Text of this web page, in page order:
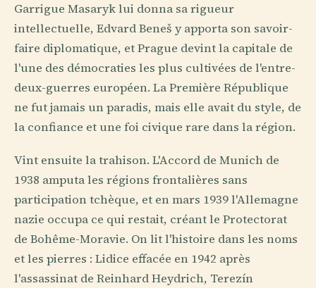
Garrigue Masaryk lui donna sa rigueur
intellectuelle, Edvard Beneš y apporta son savoir-
faire diplomatique, et Prague devint la capitale de
l'une des démocraties les plus cultivées de l'entre-
deux-guerres européen. La Première République
ne fut jamais un paradis, mais elle avait du style, de
la confiance et une foi civique rare dans la région.
Vint ensuite la trahison. L'Accord de Munich de
1938 amputa les régions frontalières sans
participation tchèque, et en mars 1939 l'Allemagne
nazie occupa ce qui restait, créant le Protectorat
de Bohême-Moravie. On lit l'histoire dans les noms
et les pierres : Lidice effacée en 1942 après
l'assassinat de Reinhard Heydrich, Terezín